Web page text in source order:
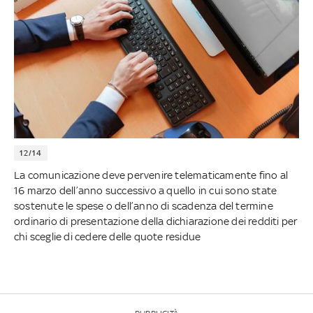
12/14
La comunicazione deve pervenire telematicamente fino al
16 marzo dell’anno successivo a quello in cui sono state
sostenute le spese o dell’anno di scadenza del termine
ordinario di presentazione della dichiarazione dei redditi per
chi sceglie di cedere delle quote residue